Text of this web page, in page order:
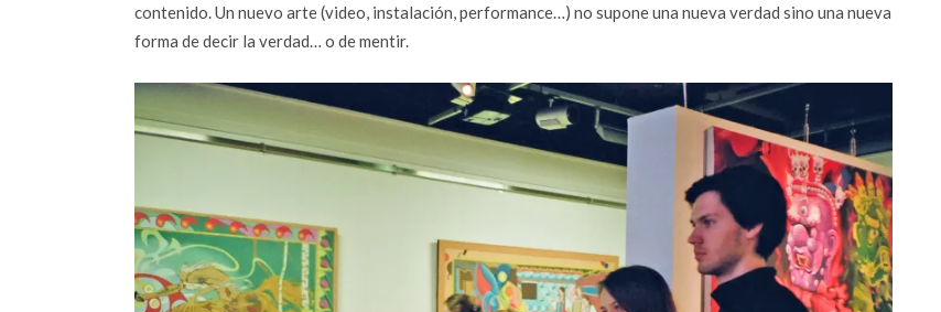
contenido. Un nuevo arte (video, instalación, performance…) no supone una nueva verdad sino una nueva
forma de decir la verdad… o de mentir.